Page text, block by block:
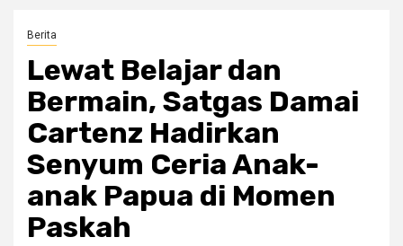
Berita
Lewat Belajar dan
Bermain, Satgas Damai
Cartenz Hadirkan
Senyum Ceria Anak-
anak Papua di Momen
Paskah